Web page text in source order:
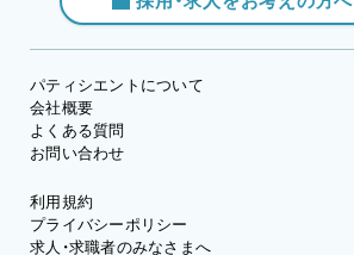
パティシエントについて
会社概要
よくある質問
お問い合わせ
利用規約
プライバシーポリシー
求人・求職者のみなさまへ